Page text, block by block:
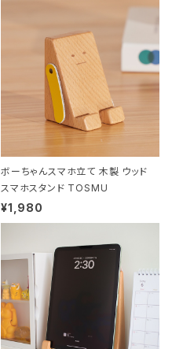
ボーちゃんスマホ立て 木製 ウッド
スマホスタンド TOSMU
¥1,980